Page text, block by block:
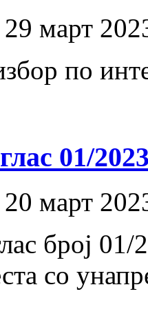
29 март
по
01/
20 март
број
со